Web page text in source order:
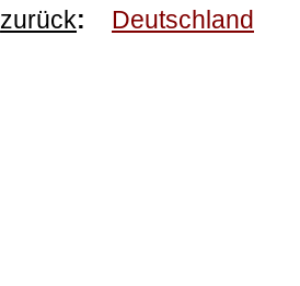
zurück: Deutschland